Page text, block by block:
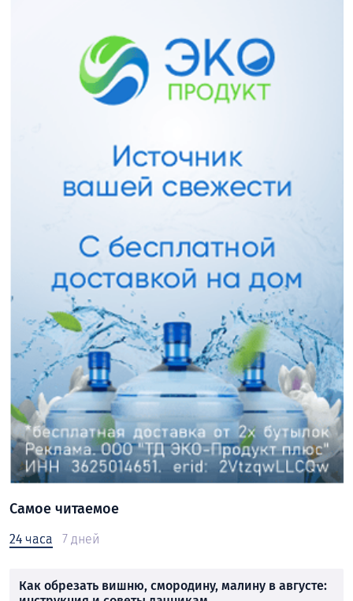
Самое читаемое
24 часа 7 дней
Как обрезать вишню, смородину, малину в августе: